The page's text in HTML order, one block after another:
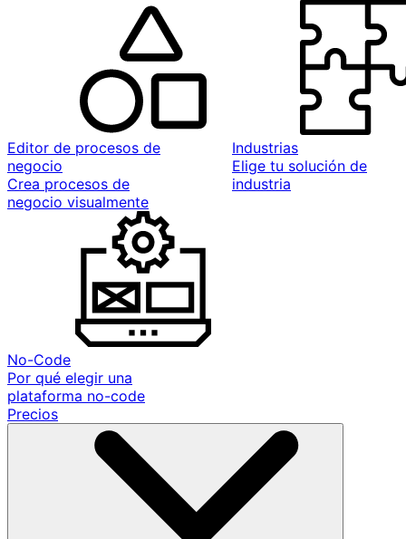
Editor de procesos de
negocio
Crea procesos de
negocio visualmente
Industrias
Elige tu solución de
industria
No-Code
Por qué elegir una
plataforma no-code
Precios